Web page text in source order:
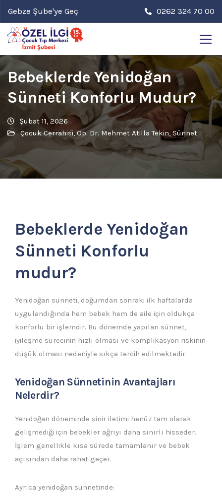
0262 324 70 00
Gebze Şube'ye Geç
Bebeklerde Yenidoğan
Sünneti Konforlu Mudur?
Şubat 11, 2026
Çocuk Cerrahisi,Op. Dr. Mehmet Atilla Tekin, Sünnet
Bebeklerde Yenidoğan
Sünneti Konforlu
mudur?
Yenidoğan sünneti, doğumdan sonraki ilk haftalarda
uygulandığında hem bebek hem de aile için oldukça
konforlu bir işlemdir. Bu dönemde yapılan sünnet,
iyileşme sürecinin hızlı olması ve komplikasyon riskinin
düşük olması nedeniyle sıkça tercih edilmektedir.
Yenidoğan Sünnetinin Avantajları
Nelerdir?
Yenidoğan döneminde sinir iletimi henüz tam olarak
gelişmediği için bebekler ağrıyı daha sınırlı hisseder.
İşlem genellikle kısa sürede tamamlanır ve bebek
açısından daha rahat geçer.
Ayrıca yenidoğan sünnetinde: